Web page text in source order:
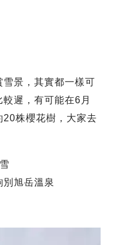
景，其實都一樣可
遲，有可能在6月
20株櫻花樹，大家去
旭岳溫泉